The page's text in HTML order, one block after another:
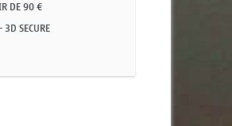
DE 90 €
3D SECURE